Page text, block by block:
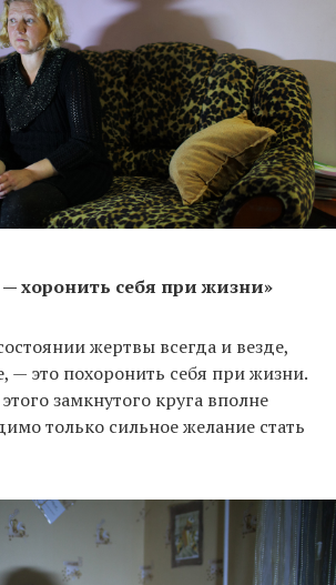
хоронить себя при жизни»
жертвы всегда и везде,
— это похоронить себя при жизни.
замкнутого круга вполне
только сильное желание стать